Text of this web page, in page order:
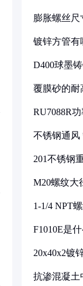
膨胀螺丝尺
镀锌方管有
D400球墨
覆膜砂的耐
RU7088R
不锈钢通风
201不锈钢
M20螺纹大
1-1/4 NPT
F1010E是
20x40x2镀
抗渗混凝土